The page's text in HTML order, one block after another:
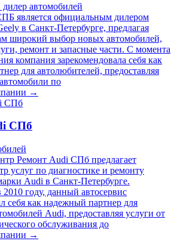
автомобилей
является официальным дилером
в Санкт-Петербурге, предлагая
широкий выбор новых автомобилей,
ремонт и запасные части. С момента
компания зарекомендовала себя как
для автолюбителей, предоставляя
по
→
СПб
Ремонт Audi СПб предлагает
услуг по диагностике и ремонту
Audi в Санкт-Петербурге.
году, данный автосервис
себя как надежный партнер для
Audi, предоставляя услуги от
обслуживания до
→